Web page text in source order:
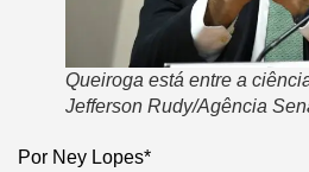
Queiroga está entre a
Jefferson Rudy/Agência
Por Ney Lopes*